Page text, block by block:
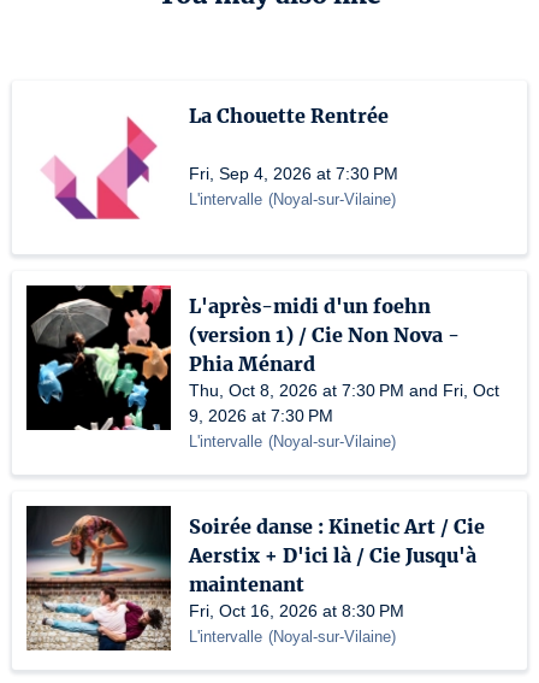
La Chouette Rentrée
Fri, Sep 4, 2026 at 7:30 PM
L'intervalle (Noyal-sur-Vilaine)
L'après-midi d'un foehn
(version 1) / Cie Non Nova -
Phia Ménard
Thu, Oct 8, 2026 at 7:30 PM and Fri, Oct
9, 2026 at 7:30 PM
L'intervalle (Noyal-sur-Vilaine)
Soirée danse : Kinetic Art / Cie
Aerstix + D'ici là / Cie Jusqu'à
maintenant
Fri, Oct 16, 2026 at 8:30 PM
L'intervalle (Noyal-sur-Vilaine)